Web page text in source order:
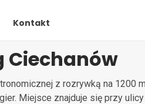
Kontakt
Ciechanów
z rozrywką na 1200
Miejsce znajduje się przy